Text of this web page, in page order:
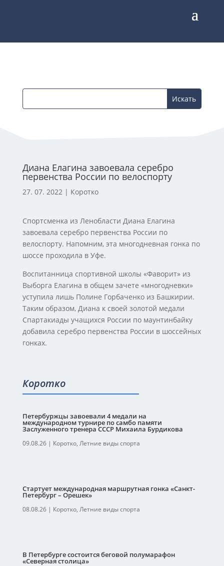
Диана Елагина завоевала серебро
первенства России по велоспорту
27. 07. 2022| Коротко
Спортсменка из Ленобласти Диана Елагина
завоевала серебро первенства России по
велоспорту. Напомним, эта многодневная гонка по
шоссе проходила в Уфе.
Воспитанница спортивной школы «Фаворит» из
Выборга Елагина в общем зачете «многодневки»
уступила лишь Полине Горбаченко из Башкирии.
Таким образом, Диана к своей золотой медали
Спартакиады учащихся России по маунтинбайку
добавила серебро первенства России в шоссейных
гонках.
Коротко
Петербуржцы завоевали 4 медали на
международном турнире по самбо памяти
Заслуженного тренера СССР Михаила Бурдикова
09.08.26| Коротко, Летние виды спорта
Стартует международная маршрутная гонка «Санкт-
Петербург – Орешек»
08.08.26| Коротко, Летние виды спорта
В Петербурге состоится беговой полумарафон
«Северная столица»